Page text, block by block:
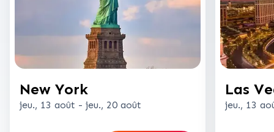
New York
jeu., 13 août - jeu., 20 août
Las
jeu., 13